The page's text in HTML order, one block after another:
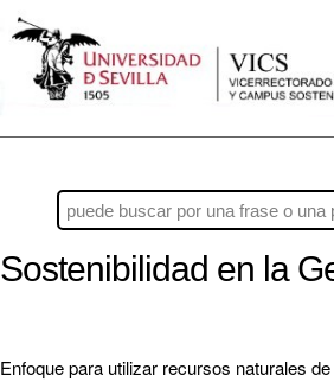
Sostenibilidad en la
Enfoque para utilizar recursos naturales